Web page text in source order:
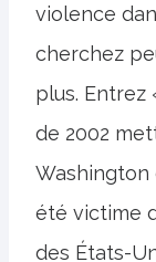
violence
cherchez
plus. Entrez
de 2002
Washington
été victime
des États-